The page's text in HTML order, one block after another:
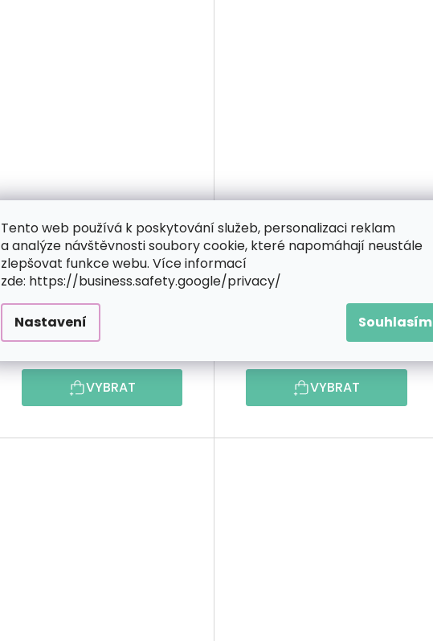
Tento web používá k poskytování služeb, personalizaci reklam
a analýze návštěvnosti soubory cookie, které napomáhají neustále
zlepšovat funkce webu. Více informací
zde: https://business.safety.google/privacy/
Nastavení Souhlasím
Tečkování
Auto na pumpě
VYBRAT
Tečkování
Auto v Japonsku
329 Kč
VYBRAT